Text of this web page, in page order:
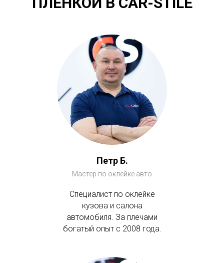
Петр Б.
Мастер по оклейке авто
Специалист по оклейке
кузова и салона
автомобиля. За плечами
богатый опыт с 2008 года.